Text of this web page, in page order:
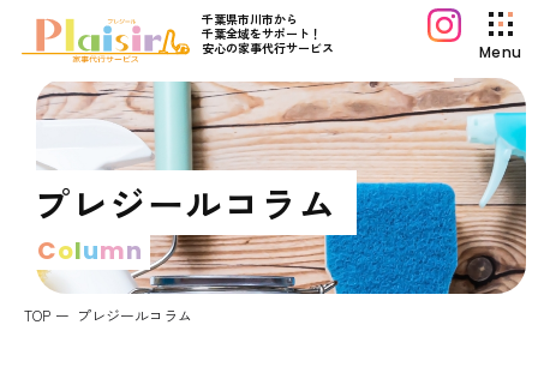
千葉県市川市から
千葉全域をサポート！
安心の家事代行サービス
Menu
プレジールについて
サービス案内
料金プラン
初めてご利用の方へ
プレジールコラム
Column
TOP プレジールコラム